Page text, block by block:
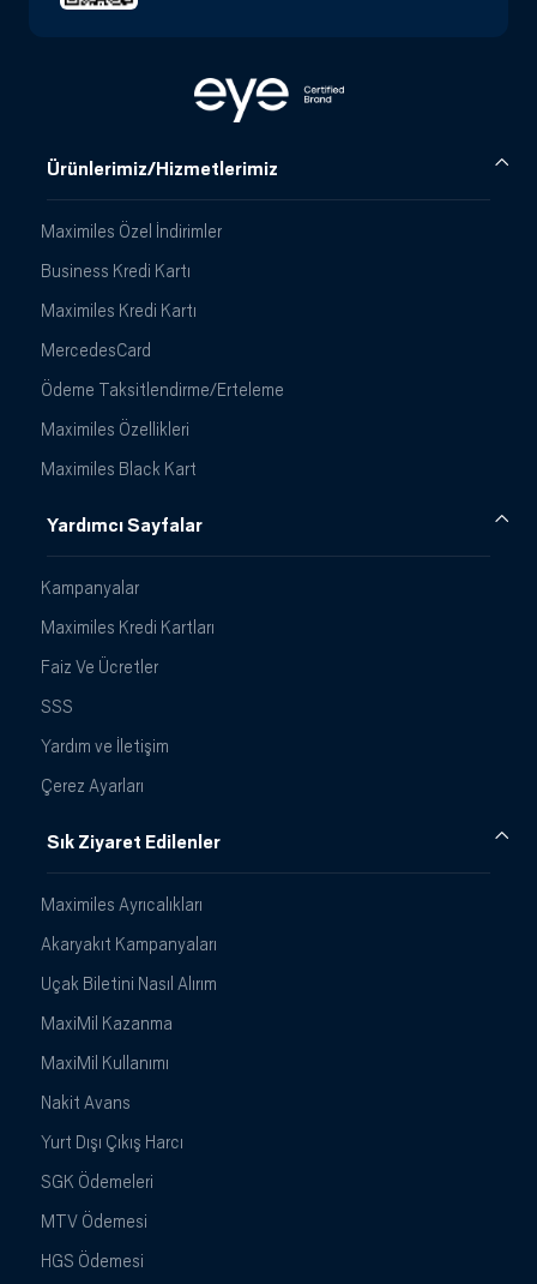
Ürünlerimiz/Hizmetlerimiz
Maximiles Özel İndirimler
Business Kredi Kartı
Maximiles Kredi Kartı
MercedesCard
Ödeme Taksitlendirme/Erteleme
Maximiles Özellikleri
Maximiles Black Kart
Yardımcı Sayfalar
Kampanyalar
Maximiles Kredi Kartları
Faiz Ve Ücretler
SSS
Yardım ve İletişim
Çerez Ayarları
Sık Ziyaret Edilenler
Maximiles Ayrıcalıkları
Akaryakıt Kampanyaları
Uçak Biletini Nasıl Alırım
MaxiMil Kazanma
MaxiMil Kullanımı
Nakit Avans
Yurt Dışı Çıkış Harcı
SGK Ödemeleri
MTV Ödemesi
HGS Ödemesi